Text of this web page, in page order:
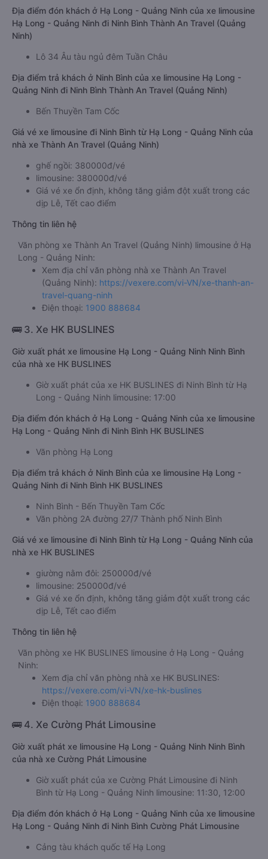
Địa điểm đón khách ở Hạ Long - Quảng Ninh của xe limousine
Hạ Long - Quảng Ninh đi Ninh Bình Thành An Travel (Quảng
Ninh)
Lô 34 Âu tàu ngủ đêm Tuần Châu
Địa điểm trả khách ở Ninh Bình của xe limousine Hạ Long -
Quảng Ninh đi Ninh Bình Thành An Travel (Quảng Ninh)
Bến Thuyền Tam Cốc
Giá vé xe limousine đi Ninh Bình từ Hạ Long - Quảng Ninh của
nhà xe Thành An Travel (Quảng Ninh)
ghế ngồi: 380000đ/vé
limousine: 380000đ/vé
Giá vé xe ổn định, không tăng giảm đột xuất trong các
dịp Lễ, Tết cao điểm
Thông tin liên hệ
Văn phòng xe Thành An Travel (Quảng Ninh) limousine ở Hạ
Long - Quảng Ninh:
Xem địa chỉ văn phòng nhà xe Thành An Travel
(Quảng Ninh): https://vexere.com/vi-VN/xe-thanh-an-
travel-quang-ninh
Điện thoại: 1900 888684
🚌 3. Xe HK BUSLINES
Giờ xuất phát xe limousine Hạ Long - Quảng Ninh Ninh Bình
của nhà xe HK BUSLINES
Giờ xuất phát của xe HK BUSLINES đi Ninh Bình từ Hạ
Long - Quảng Ninh limousine: 17:00
Địa điểm đón khách ở Hạ Long - Quảng Ninh của xe limousine
Hạ Long - Quảng Ninh đi Ninh Bình HK BUSLINES
Văn phòng Hạ Long
Địa điểm trả khách ở Ninh Bình của xe limousine Hạ Long -
Quảng Ninh đi Ninh Bình HK BUSLINES
Ninh Bình - Bến Thuyền Tam Cốc
Văn phòng 2A đường 27/7 Thành phố Ninh Bình
Giá vé xe limousine đi Ninh Bình từ Hạ Long - Quảng Ninh của
nhà xe HK BUSLINES
giường nằm đôi: 250000đ/vé
limousine: 250000đ/vé
Giá vé xe ổn định, không tăng giảm đột xuất trong các
dịp Lễ, Tết cao điểm
Thông tin liên hệ
Văn phòng xe HK BUSLINES limousine ở Hạ Long - Quảng
Ninh:
Xem địa chỉ văn phòng nhà xe HK BUSLINES:
https://vexere.com/vi-VN/xe-hk-buslines
Điện thoại: 1900 888684
🚌 4. Xe Cường Phát Limousine
Giờ xuất phát xe limousine Hạ Long - Quảng Ninh Ninh Bình
của nhà xe Cường Phát Limousine
Giờ xuất phát của xe Cường Phát Limousine đi Ninh
Bình từ Hạ Long - Quảng Ninh limousine: 11:30, 12:00
Địa điểm đón khách ở Hạ Long - Quảng Ninh của xe limousine
Hạ Long - Quảng Ninh đi Ninh Bình Cường Phát Limousine
Cảng tàu khách quốc tế Hạ Long